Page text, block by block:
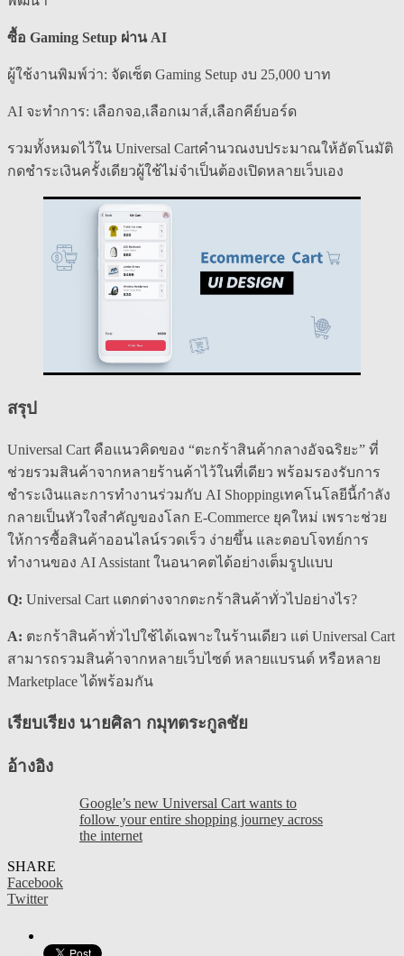
ซื้อ Gaming Setup ผ่าน AI
ผู้ใช้งานพิมพ์ว่า: จัดเซ็ต Gaming Setup งบ 25,000 บาท
AI จะทำการ: เลือกจอ,เลือกเมาส์,เลือกคีย์บอร์ด
รวมทั้งหมดไว้ใน Universal Cartคำนวณงบประมาณให้อัตโนมัติ
กดชำระเงินครั้งเดียวผู้ใช้ไม่จำเป็นต้องเปิดหลายเว็บเอง
สรุป
Universal Cart คือแนวคิดของ “ตะกร้าสินค้ากลางอัจฉริยะ” ที่
ช่วยรวมสินค้าจากหลายร้านค้าไว้ในที่เดียว พร้อมรองรับการ
ชำระเงินและการทำงานร่วมกับ AI Shoppingเทคโนโลยีนี้กำลัง
กลายเป็นหัวใจสำคัญของโลก E-Commerce ยุคใหม่ เพราะช่วย
ให้การซื้อสินค้าออนไลน์รวดเร็ว ง่ายขึ้น และตอบโจทย์การ
ทำงานของ AI Assistant ในอนาคตได้อย่างเต็มรูปแบบ
Q: Universal Cart แตกต่างจากตะกร้าสินค้าทั่วไปอย่างไร?
A: ตะกร้าสินค้าทั่วไปใช้ได้เฉพาะในร้านเดียว แต่ Universal Cart
สามารถรวมสินค้าจากหลายเว็บไซต์ หลายแบรนด์ หรือหลาย
Marketplace ได้พร้อมกัน
เรียบเรียง นายศิลา กมุทตระกูลชัย
อ้างอิง
Google’s new Universal Cart wants to
follow your entire shopping journey across
the internet
SHARE
Facebook
Twitter